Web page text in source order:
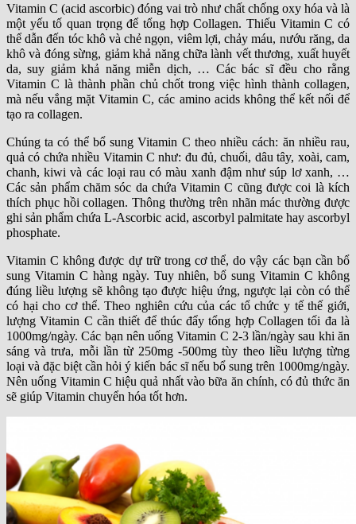
Vitamin C (acid ascorbic) đóng vai trò như chất chống oxy hóa và là
một yếu tố quan trọng để tổng hợp Collagen. Thiếu Vitamin C có
thể dẫn đến tóc khô và chẻ ngọn, viêm lợi, chảy máu, nướu răng, da
khô và đóng sừng, giảm khả năng chữa lành vết thương, xuất huyết
da, suy giảm khả năng miễn dịch, … Các bác sĩ đều cho rằng
Vitamin C là thành phần chủ chốt trong việc hình thành collagen,
mà nếu vắng mặt Vitamin C, các amino acids không thể kết nối để
tạo ra collagen.
Chúng ta có thể bổ sung Vitamin C theo nhiều cách: ăn nhiều rau,
quả có chứa nhiều Vitamin C như: đu đủ, chuối, dâu tây, xoài, cam,
chanh, kiwi và các loại rau có màu xanh đậm như súp lơ xanh, …
Các sản phẩm chăm sóc da chứa Vitamin C cũng được coi là kích
thích phục hồi collagen. Thông thường trên nhãn mác thường được
ghi sản phẩm chứa L-Ascorbic acid, ascorbyl palmitate hay ascorbyl
phosphate.
Vitamin C không được dự trữ trong cơ thể, do vậy các bạn cần bổ
sung Vitamin C hàng ngày. Tuy nhiên, bổ sung Vitamin C không
đúng liều lượng sẽ không tạo được hiệu ứng, ngược lại còn có thể
có hại cho cơ thể. Theo nghiên cứu của các tổ chức y tế thế giới,
lượng Vitamin C cần thiết để thúc đẩy tổng hợp Collagen tối đa là
1000mg/ngày. Các bạn nên uống Vitamin C 2-3 lần/ngày sau khi ăn
sáng và trưa, mỗi lần từ 250mg -500mg tùy theo liều lượng từng
loại và đặc biệt cần hỏi ý kiến bác sĩ nếu bổ sung trên 1000mg/ngày.
Nên uống Vitamin C hiệu quả nhất vào bữa ăn chính, có đủ thức ăn
sẽ giúp Vitamin chuyển hóa tốt hơn.